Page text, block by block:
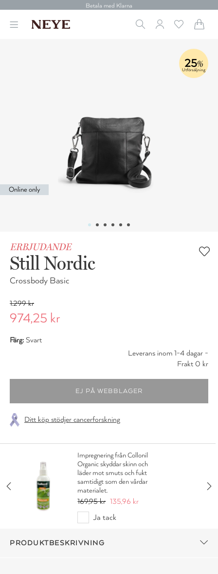
30 dagars retur
Betala med Klarna
Leverans 1-4 arbetsdagar
25%
Utförsäljning
Online only
ERBJUDANDE
Still Nordic
Crossbody Basic
1.299 kr
974,25 kr
Färg: Svart
Leverans inom 1-4 dagar -
Frakt 0 kr
Ditt köp stödjer cancerforskning
Impregnering från Collonil
Organic skyddar skinn och
läder mot smuts och fukt
samtidigt som den vårdar
materialet.
169,95 kr 135,96 kr
Ja tack
PRODUKTBESKRIVNING